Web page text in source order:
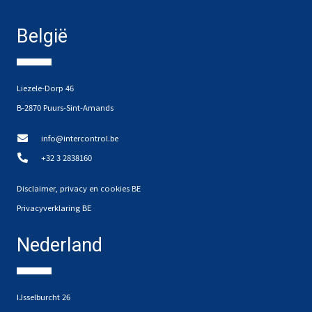
België
Liezele-Dorp 46
B-2870 Puurs-Sint-Amands
info@intercontrol.be
+32 3 2838160
Disclaimer, privacy en cookies BE
Privacyverklaring BE
Nederland
IJsselburcht 26